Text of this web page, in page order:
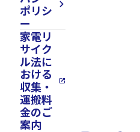
ポリシ
ー
arrow_forward_ios
家電リ
サイク
ル法に
おける
収集・
運搬料
金のご
案内
open_in_new